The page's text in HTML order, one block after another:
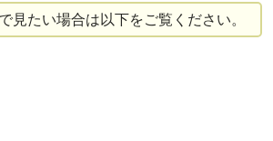
見たい場合は以下をご覧ください。